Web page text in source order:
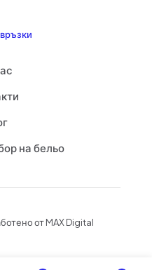
на бельо
от MAX Digital